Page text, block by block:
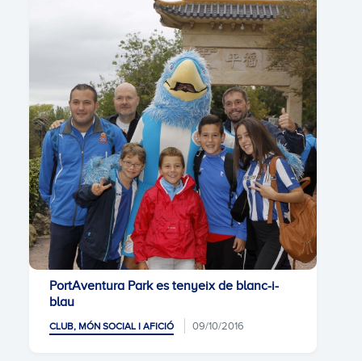
PortAventura Park es tenyeix de blanc-i-
blau
CLUB, MÓN SOCIAL I AFICIÓ 09/10/2016